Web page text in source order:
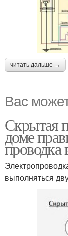
читать дальше →
Вас
Скрытая
доме
проводка
выполняться